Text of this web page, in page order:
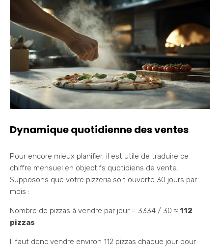
Dynamique quotidienne des ventes
Pour encore mieux planifier, il est utile de traduire ce
chiffre mensuel en objectifs quotidiens de vente.
Supposons que votre pizzeria soit ouverte 30 jours par
mois :
Nombre de pizzas à vendre par jour = 3334 / 30 ≈ 112
pizzas
Il faut donc vendre environ 112 pizzas chaque jour pour